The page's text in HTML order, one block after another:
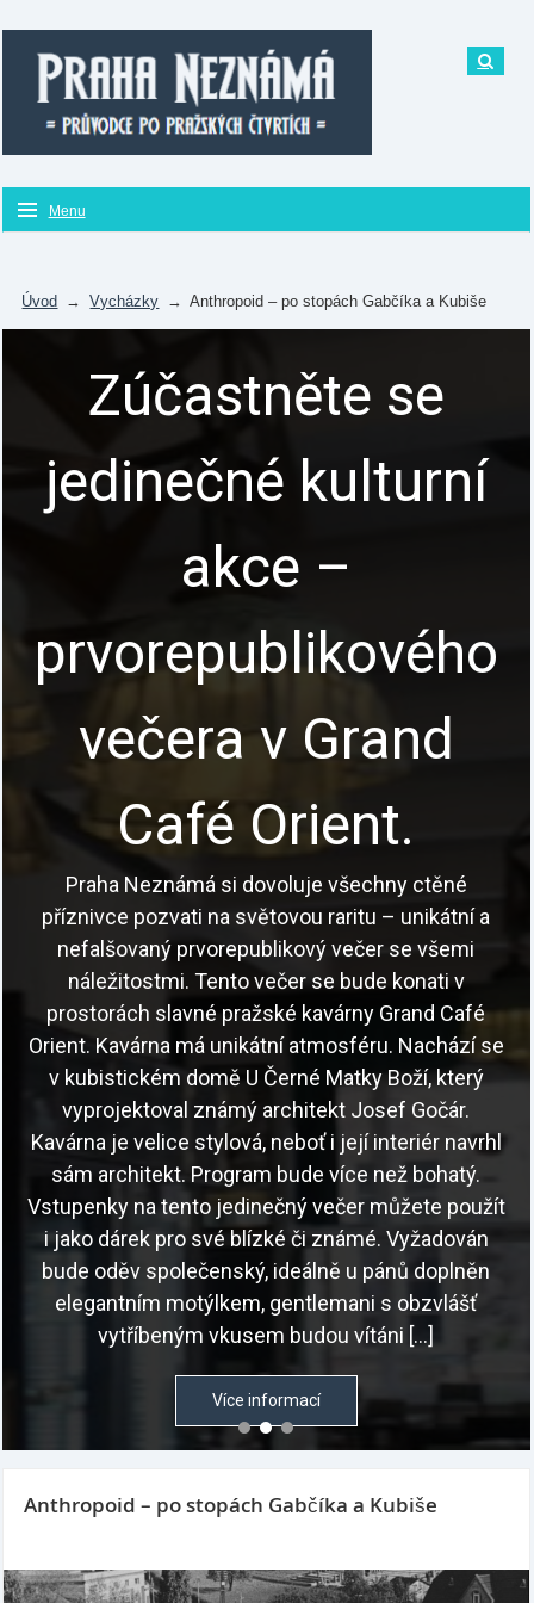
Menu
Úvod → Vycházky → Anthropoid – po stopách Gabčíka a Kubiše
Zúčastněte se
jedinečné kulturní
akce –
prvorepublikového
večera v Grand
Café Orient.
Praha Neznámá si dovoluje všechny ctěné
příznivce pozvati na světovou raritu – unikátní a
nefalšovaný prvorepublikový večer se všemi
náležitostmi. Tento večer se bude konati v
prostorách slavné pražské kavárny Grand Café
Orient. Kavárna má unikátní atmosféru. Nachází se
v kubistickém domě U Černé Matky Boží, který
vyprojektoval známý architekt Josef Gočár.
Kavárna je velice stylová, neboť i její interiér navrhl
sám architekt. Program bude více než bohatý.
Vstupenky na tento jedinečný večer můžete použít
i jako dárek pro své blízké či známé. Vyžadován
bude oděv společenský, ideálně u pánů doplněn
elegantním motýlkem, gentlemani s obzvlášť
vytříbeným vkusem budou vítáni […]
Více informací
Anthropoid – po stopách Gabčíka a Kubiše